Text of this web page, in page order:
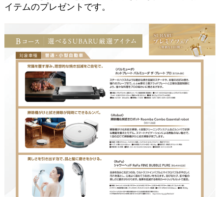
イテムのプレゼントです。